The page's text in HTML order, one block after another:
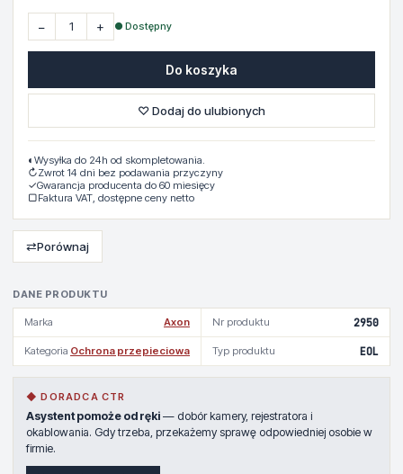
DANE PRODUKTU
Marka Axon Nr produktu 2950
Kategoria Ochrona przepieciowa Typ produktu EOL
◆ DORADCA CTR
Asystent pomoże od ręki — dobór kamery, rejestratora i
okablowania. Gdy trzeba, przekażemy sprawę odpowiedniej osobie w
firmie.
− + ● Dostępny
Do koszyka
♡ Dodaj do ulubionych
◐ Wysyłka do 24h od skompletowania.
↻Zwrot 14 dni bez podawania przyczyny
✓Gwarancja producenta do 60 miesięcy
▢Faktura VAT, dostępne ceny netto
⇄Porównaj